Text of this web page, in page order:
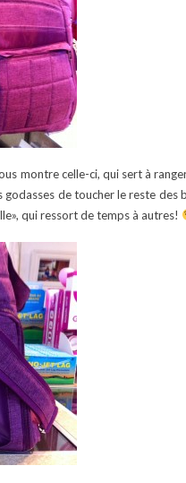
montre celle-ci, qui sert à
de toucher le reste des
qui ressort de temps à autres!